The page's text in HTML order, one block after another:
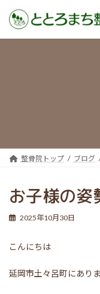
整骨院トップ ブログ
お子様の姿
2025年10月30日
こんにちは
延岡市土々呂町にあり